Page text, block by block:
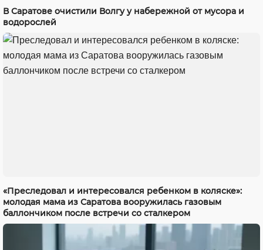
В Саратове очистили Волгу у набережной от мусора и
водорослей
«Преследовал и интересовался ребенком в коляске»:
молодая мама из Саратова вооружилась газовым
баллончиком после встречи со сталкером